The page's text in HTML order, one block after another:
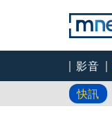
影音
快訊